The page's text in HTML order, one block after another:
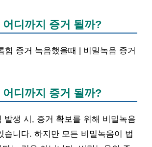
어디까지 증거 될까?
힘 증거 녹음했을때 | 비밀녹음 증거
어디까지 증거 될까?
발생 시, 증거 확보를 위해 비밀녹음
습니다. 하지만 모든 비밀녹음이 법